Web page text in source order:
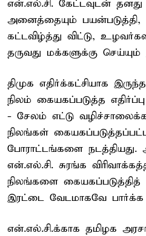
என்.எல்.சி. கேட்டவுடன்
அனைத்தையும்
கட்டவிழ்த்து விட்டு,
தருவது மக்களுக்கு செய்யும்
திமுக எதிர்க்கட்சியாக
நிலம் கையகப்படுத்த
- சேலம் எட்டு
நிலங்கள்
போராட்டங்களை
என்.எல்.சி. சுரங்க
நிலங்களை கையகப்படுத்தித்
இரட்டை வேடமாகவே பார்க்க
என்.எல்.சி.க்காக தமிழக